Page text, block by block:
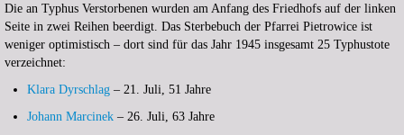
Die an Typhus Verstorbenen wurden am Anfang des Friedhofs auf der linken
Seite in zwei Reihen beerdigt. Das Sterbebuch der Pfarrei Pietrowice ist
weniger optimistisch – dort sind für das Jahr 1945 insgesamt 25 Typhustote
verzeichnet:
Klara Dyrschlag – 21. Juli, 51 Jahre
Johann Marcinek – 26. Juli, 63 Jahre